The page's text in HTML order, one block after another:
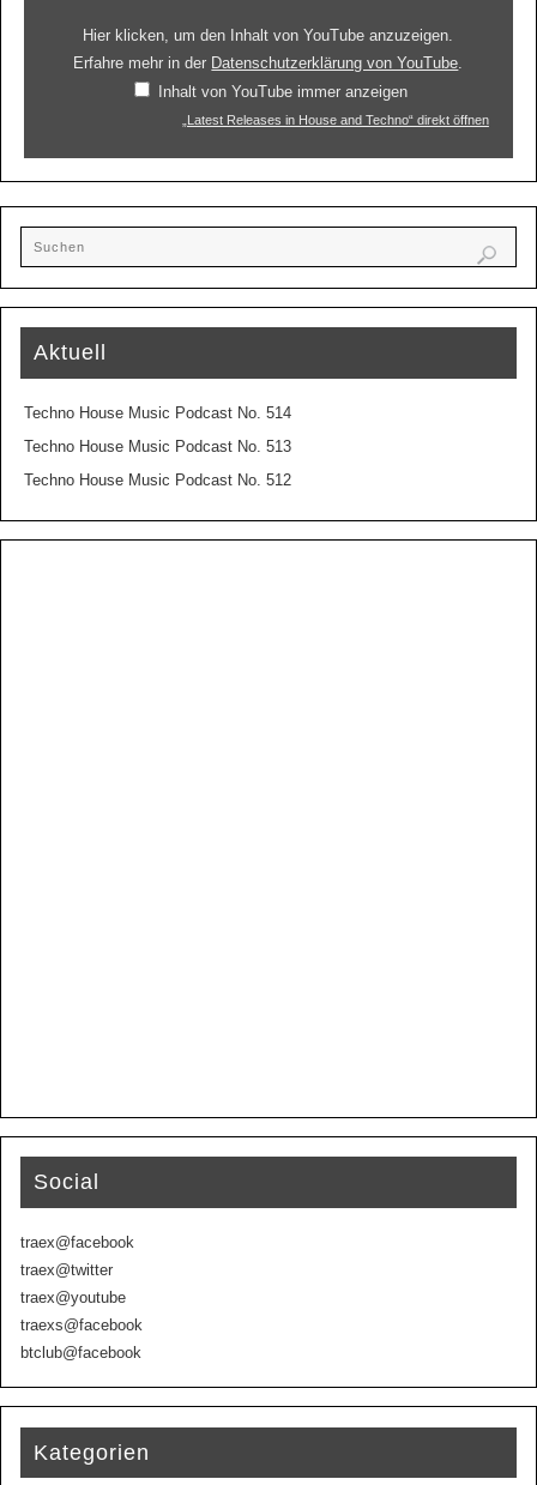
Hier klicken, um den Inhalt von YouTube anzuzeigen.
Erfahre mehr in der Datenschutzerklärung von YouTube.
Inhalt von YouTube immer anzeigen
„Latest Releases in House and Techno“ direkt öffnen
Aktuell
Techno House Music Podcast No. 514
Techno House Music Podcast No. 513
Techno House Music Podcast No. 512
Social
traex@facebook
traex@twitter
traex@youtube
traexs@facebook
btclub@facebook
Kategorien